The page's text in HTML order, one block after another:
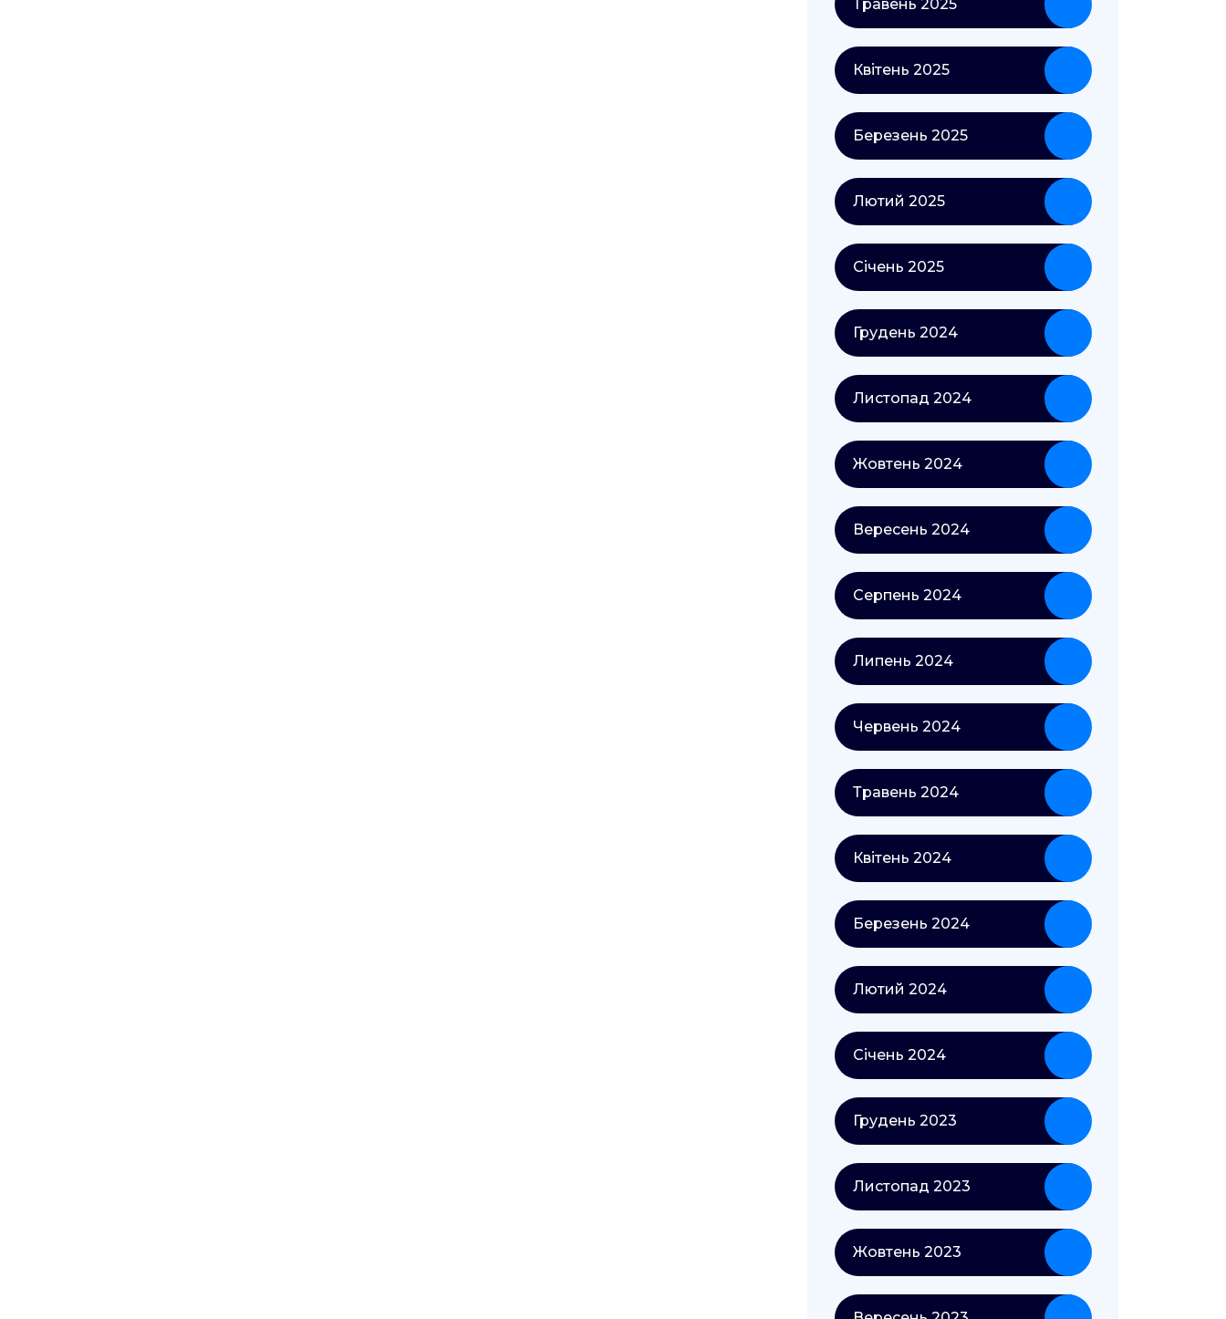
Травень 2025
Квітень 2025
Березень 2025
Лютий 2025
Січень 2025
Грудень 2024
Листопад 2024
Жовтень 2024
Вересень 2024
Серпень 2024
Липень 2024
Червень 2024
Травень 2024
Квітень 2024
Березень 2024
Лютий 2024
Січень 2024
Грудень 2023
Листопад 2023
Жовтень 2023